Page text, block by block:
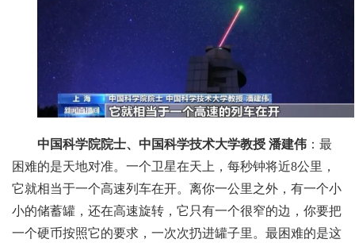
中国科学院院士、中国科学技术大学教授 潘建伟 ：最
困难的是天地对准。一个卫星在天上，每秒钟将近8公里，
它就相当于一个高速列车在开。离你一公里之外，有一个小
小的储蓄罐，还在高速旋转，它只有一个很窄的边，你要把
一个硬币按照它的要求，一次次扔进罐子里。最困难的是这